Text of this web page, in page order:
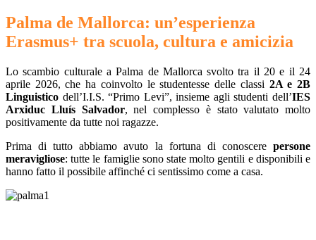
Palma de Mallorca: un’esperienza
Erasmus+ tra scuola, cultura e amicizia
Lo scambio culturale a Palma de Mallorca svolto tra il 20 e il 24
aprile 2026, che ha coinvolto le studentesse delle classi 2A e 2B
Linguistico dell’I.I.S. “Primo Levi”, insieme agli studenti dell’IES
Arxiduc Lluís Salvador, nel complesso è stato valutato molto
positivamente da tutte noi ragazze.
Prima di tutto abbiamo avuto la fortuna di conoscere persone
meravigliose: tutte le famiglie sono state molto gentili e disponibili e
hanno fatto il possibile affinché ci sentissimo come a casa.